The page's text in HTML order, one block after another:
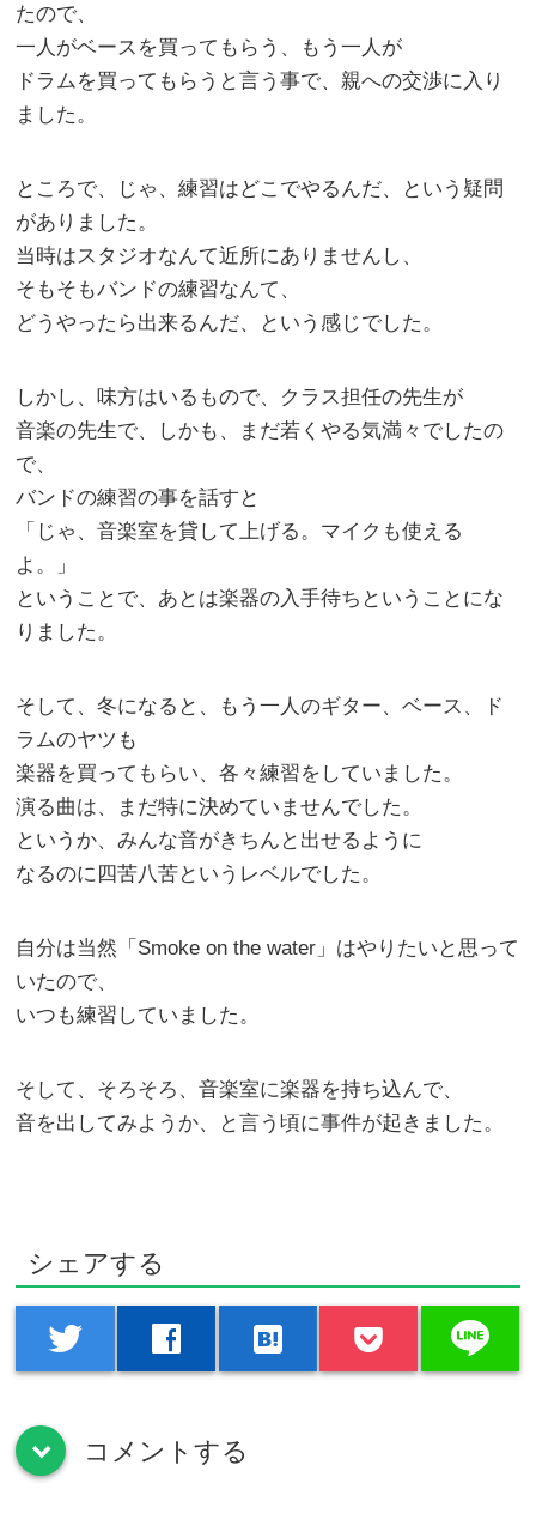
たので、
一人がベースを買ってもらう、もう一人が
ドラムを買ってもらうと言う事で、親への交渉に入り
ました。
ところで、じゃ、練習はどこでやるんだ、という疑問
がありました。
当時はスタジオなんて近所にありませんし、
そもそもバンドの練習なんて、
どうやったら出来るんだ、という感じでした。
しかし、味方はいるもので、クラス担任の先生が
音楽の先生で、しかも、まだ若くやる気満々でしたの
で、
バンドの練習の事を話すと
「じゃ、音楽室を貸して上げる。マイクも使える
よ。」
ということで、あとは楽器の入手待ちということにな
りました。
そして、冬になると、もう一人のギター、ベース、ド
ラムのヤツも
楽器を買ってもらい、各々練習をしていました。
演る曲は、まだ特に決めていませんでした。
というか、みんな音がきちんと出せるように
なるのに四苦八苦というレベルでした。
自分は当然「Smoke on the water」はやりたいと思って
いたので、
いつも練習していました。
そして、そろそろ、音楽室に楽器を持ち込んで、
音を出してみようか、と言う頃に事件が起きました。
シェアする
twitter facebook hatenabookmark line
down コメントする